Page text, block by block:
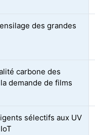
des grandes
carbone des
demande de films
sélectifs aux UV